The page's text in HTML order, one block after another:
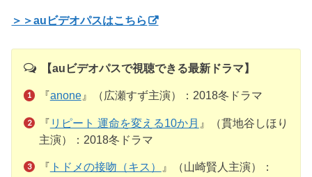
＞＞auビデオパスはこちら
【auビデオパスで視聴できる最新ドラマ】
『anone』（広瀬すず主演）：2018冬ドラマ
『 リピート 運命を変える10か月 』（貫地谷しほり
主演）：2018冬ドラマ
『 トドメの接吻（キス）
』（山崎賢人主演）：